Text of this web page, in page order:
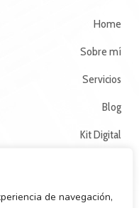
de navegación,
Home
Sobre mí
Servicios
Blog
Kit Digital